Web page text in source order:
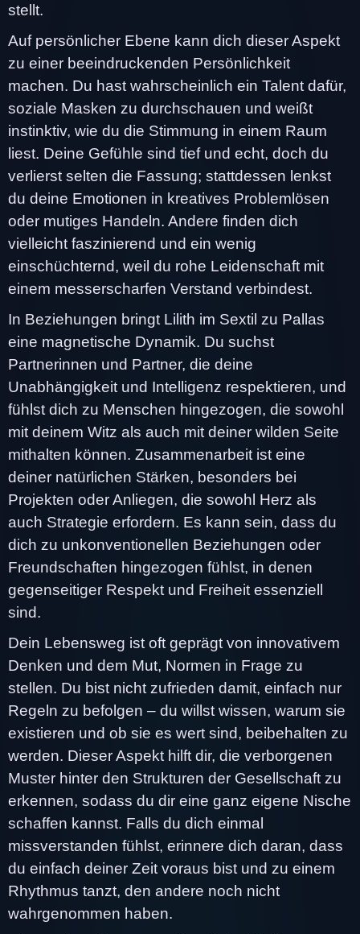
stellt.
Auf persönlicher Ebene kann dich dieser Aspekt
zu einer beeindruckenden Persönlichkeit
machen. Du hast wahrscheinlich ein Talent dafür,
soziale Masken zu durchschauen und weißt
instinktiv, wie du die Stimmung in einem Raum
liest. Deine Gefühle sind tief und echt, doch du
verlierst selten die Fassung; stattdessen lenkst
du deine Emotionen in kreatives Problemlösen
oder mutiges Handeln. Andere finden dich
vielleicht faszinierend und ein wenig
einschüchternd, weil du rohe Leidenschaft mit
einem messerscharfen Verstand verbindest.
In Beziehungen bringt Lilith im Sextil zu Pallas
eine magnetische Dynamik. Du suchst
Partnerinnen und Partner, die deine
Unabhängigkeit und Intelligenz respektieren, und
fühlst dich zu Menschen hingezogen, die sowohl
mit deinem Witz als auch mit deiner wilden Seite
mithalten können. Zusammenarbeit ist eine
deiner natürlichen Stärken, besonders bei
Projekten oder Anliegen, die sowohl Herz als
auch Strategie erfordern. Es kann sein, dass du
dich zu unkonventionellen Beziehungen oder
Freundschaften hingezogen fühlst, in denen
gegenseitiger Respekt und Freiheit essenziell
sind.
Dein Lebensweg ist oft geprägt von innovativem
Denken und dem Mut, Normen in Frage zu
stellen. Du bist nicht zufrieden damit, einfach nur
Regeln zu befolgen – du willst wissen, warum sie
existieren und ob sie es wert sind, beibehalten zu
werden. Dieser Aspekt hilft dir, die verborgenen
Muster hinter den Strukturen der Gesellschaft zu
erkennen, sodass du dir eine ganz eigene Nische
schaffen kannst. Falls du dich einmal
missverstanden fühlst, erinnere dich daran, dass
du einfach deiner Zeit voraus bist und zu einem
Rhythmus tanzt, den andere noch nicht
wahrgenommen haben.